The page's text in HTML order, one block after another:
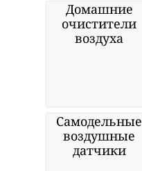
Домашние
очистители
воздуха
Самодельные
воздушные
датчики